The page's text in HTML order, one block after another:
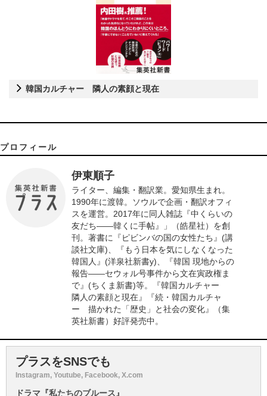
韓国カルチャー 隣人の素顔と現在
プロフィール
伊東順子
ライター、編集・翻訳業。愛知県生まれ。
1990年に渡韓。ソウルで企画・翻訳オフィ
スを運営。2017年に同人雑誌『中くらいの
友だち――韓くに手帖』」（皓星社）を創
刊。著書に『ピビンバの国の女性たち』(講
談社文庫)、『もう日本を気にしなくなった
韓国人』(洋泉社新書y)、『韓国 現地からの
報告――セウォル号事件から文在寅政権ま
で』(ちくま新書)等。『韓国カルチャー
隣人の素顔と現在』『続・韓国カルチャ
ー 描かれた「歴史」と社会の変化』（集
英社新書）好評発売中。
プラスをSNSでも
Instagram, Youtube, Facebook, X.com
ドラマ『私たちのブルース』